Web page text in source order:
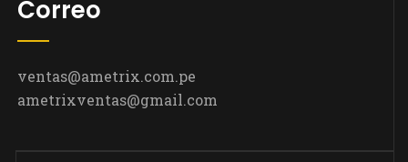
Correo
ventas@ametrix.com.pe
ametrixventas@gmail.com